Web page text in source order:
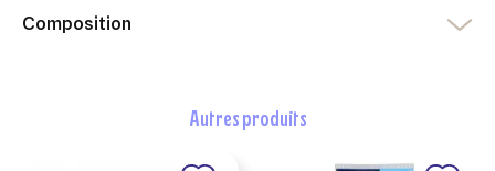
Composition
autres produits